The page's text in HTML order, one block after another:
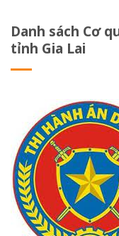
Danh sách Cơ
tỉnh Gia Lai